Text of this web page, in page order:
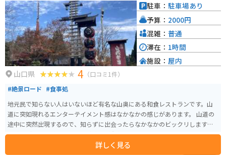
山口県 4 （口コミ1件）
#絶景ロード #食事処
地元民で知らない人はいないほど有名な山奥にある和食レストランです。山
道に突如現れるエンターテイメント感はなかなかの感じがあります。 山道の
途中に突然出現するので、知らずに出会ったらなかなかのビックリします。
山賊うどん、山賊むすび、山賊焼きが有名です。席も色々あり、色だけでな
くエンタメとしても面白いです。詳しく見る
駐車： 駐車場あり
予算： 2000円
混雑： 普通
滞在： 1時間
施設： 屋内